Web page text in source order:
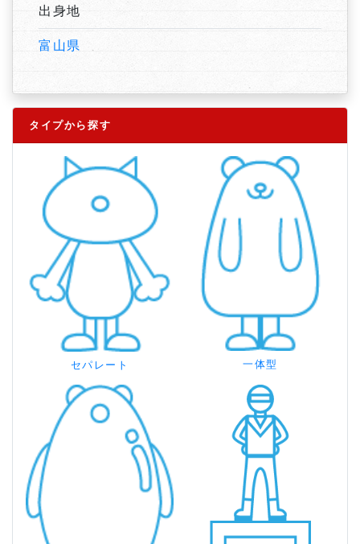
出身地
富山県
タイプから探す
セパレート 一体型